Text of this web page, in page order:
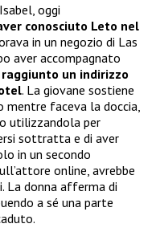
oggi
conosciuto Leto nel
in un negozio di Las
aver accompagnato
raggiunto un indirizzo
. La giovane sostiene
mentre faceva la doccia,
utilizzandola per
sottratta e di aver
in un secondo
online, avrebbe
La donna afferma di
a sé una parte